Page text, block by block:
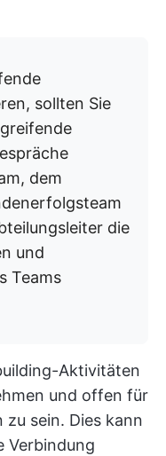
sollten Sie
dem
die
und
Teams
Aktivitäten
und offen für
sein. Dies kann
Verbindung